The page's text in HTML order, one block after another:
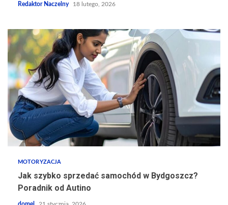
Redaktor Naczelny 18 lutego, 2026
MOTORYZACJA
Jak szybko sprzedać samochód w Bydgoszcz?
Poradnik od Autino